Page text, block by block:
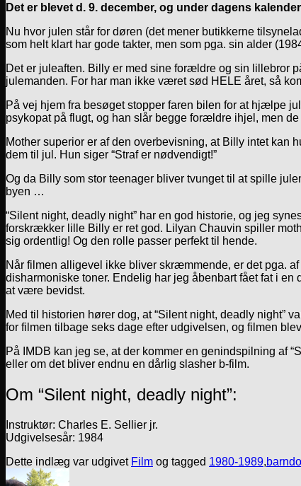
Det er blevet d. 9. december, og under dagens
Nu hvor julen står for døren (det mener butikkerne
som helt klart har gode takter, men som pga. sin alder
Det er juleaften. Billy er med sine forældre og sin lillebror
julemanden. For har man ikke været sød HELE året, så
På vej hjem fra besøget stopper faren bilen for at hjælpe
psykopat på flugt, og han slår begge forældre ihjel, men
Mother superior er af den overbevisning, at Billy intet kan
dem til jul. Hun siger “Straf er nødvendigt!”
Og da Billy som stor teenager bliver tvunget til at spille
byen …
“Silent night, deadly night” har en god historie, og jeg
forskrækker lille Billy er ret god. Lilyan Chauvin spiller
sig ordentlig! Og den rolle passer perfekt til hende.
Når filmen alligevel ikke bliver skræmmende, er det pga.
disharmoniske toner. Endelig har jeg åbenbart fået fat i
at være bevidst.
Med til historien hører dog, at “Silent night, deadly night”
for filmen tilbage seks dage efter udgivelsen, og filmen
På IMDB kan jeg se, at der kommer en genindspilning af
eller om det bliver endnu en dårlig slasher b-film.
Om “Silent night, deadly night”:
Instruktør: Charles E. Sellier jr.
Udgivelsesår: 1984
Dette indlæg var udgivet Film og tagged 1980-1989,